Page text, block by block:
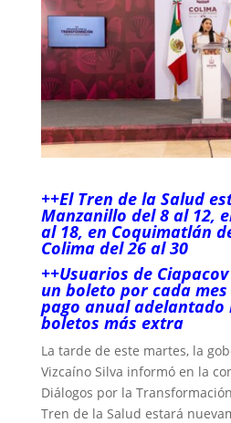
++El Tren de la Salud
Manzanillo del 8 al 12,
al 18, en Coquimatlán
Colima del 26 al 30
++Usuarios de
un boleto por cada
pago anual adelantado
boletos más extra
La tarde de este martes, la
Vizcaíno Silva informó en la
Diálogos por la
Tren de la Salud estará